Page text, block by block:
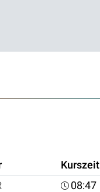
Kurszeit
08:47